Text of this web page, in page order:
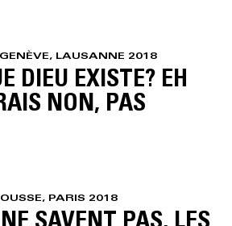
LAUSANNE 2018
DIEU EXISTE? EH
NON, PAS
PARIS 2018
SAVENT PAS, LES